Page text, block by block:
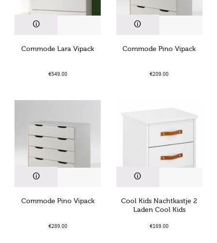
Commode Lara Vipack
€549.00
Commode Pino Vipack
€209.00
Commode Pino Vipack
€289.00
Cool Kids Nachtkastje 2
Laden Cool Kids
€169.00